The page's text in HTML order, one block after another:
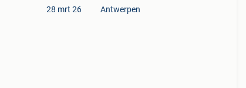
28 mrt 26 Antwerpen